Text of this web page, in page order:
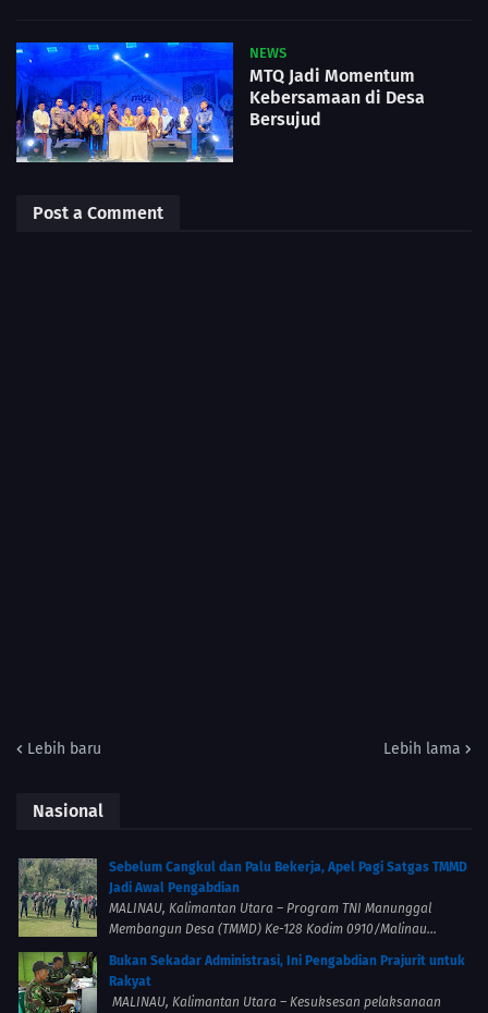
NEWS
MTQ Jadi Momentum
Kebersamaan di Desa
Bersujud
Post a Comment
Lebih baru Lebih lama
Nasional
Sebelum Cangkul dan Palu Bekerja, Apel Pagi Satgas TMMD
Jadi Awal Pengabdian
MALINAU, Kalimantan Utara – Program TNI Manunggal
Membangun Desa (TMMD) Ke-128 Kodim 0910/Malinau...
Bukan Sekadar Administrasi, Ini Pengabdian Prajurit untuk
Rakyat
MALINAU, Kalimantan Utara – Kesuksesan pelaksanaan